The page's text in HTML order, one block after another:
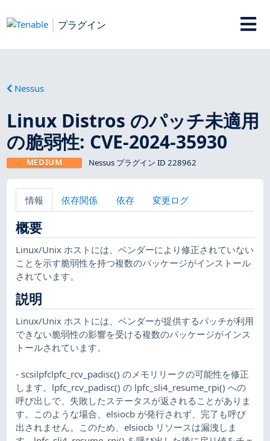
プラグイン
Nessus
Linux Distros のパッチ未適用
の脆弱性: CVE-2024-35930
MEDIUM Nessus プラグイン ID 228962
情報 依存関係 依存 変更ログ
概要
Linux/Unix ホストには、ベンダーにより修正されていない
ことを示す脆弱性を持つ複数のパッケージがインストール
されています。
説明
Linux/Unix ホストには、ベンダーが提供するパッチが利用
できない脆弱性の影響を受ける複数のパッケージがインス
トールされています。
- scsilpfclpfc_rcv_padisc() のメモリリークの可能性を修正
します。lpfc_rcv_padisc() の lpfc_sli4_resume_rpi() への
呼び出しで、失敗したステータスが返されることがありま
す。このような場合、elsiocb が発行されず、完了も呼び
出されません。このため、elsiocb リソースは漏洩しま